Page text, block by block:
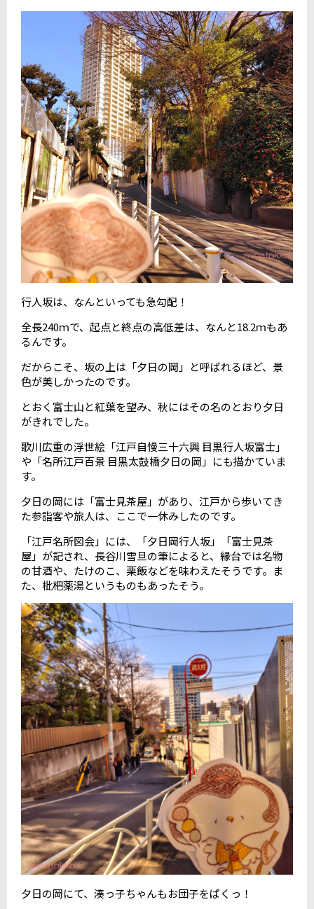
行人坂は、なんといっても急勾配！
全長240ｍで、起点と終点の高低差は、なんと18.2ｍもあ
るんです。
だからこそ、坂の上は「夕日の岡」と呼ばれるほど、景
色が美しかったのです。
とおく富士山と紅葉を望み、秋にはその名のとおり夕日
がきれでした。
歌川広重の浮世絵「江戸自慢三十六興 目黒行人坂富士」
や「名所江戸百景 目黒太鼓橋夕日の岡」にも描かていま
す。
夕日の岡には「富士見茶屋」があり、江戸から歩いてき
た参詣客や旅人は、ここで一休みしたのです。
「江戸名所図会」には、「夕日岡行人坂」「富士見茶
屋」が記され、 長谷川雪旦の筆によると、縁台では名物
の甘酒や、たけのこ、栗飯などを味わえたそうです。ま
た、枇杷薬湯というものもあったそう。
夕日の岡にて、湊っ子ちゃんもお団子をぱくっ！